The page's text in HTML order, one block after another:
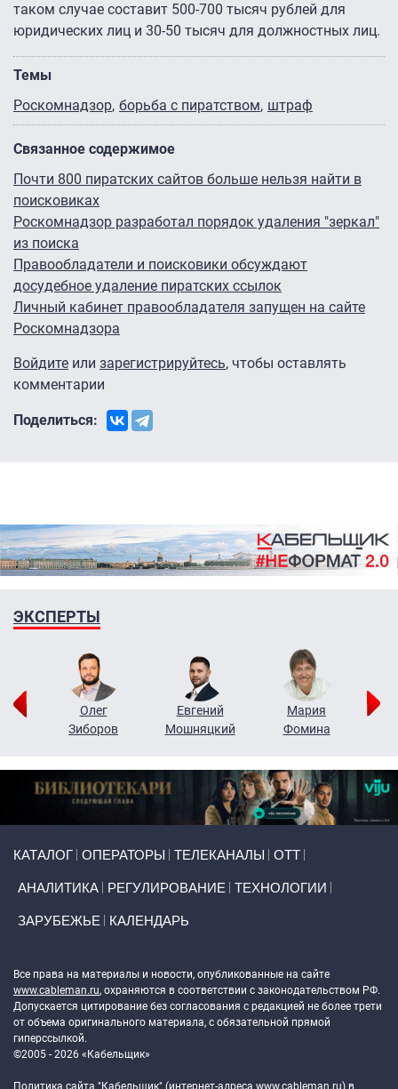
таком случае составит 500-700 тысяч рублей для
юридических лиц и 30-50 тысяч для должностных лиц.
Темы
Роскомнадзор борьба с пиратством штраф
Связанное содержимое
Почти 800 пиратских сайтов больше нельзя найти в
поисковиках
Роскомнадзор разработал порядок удаления "зеркал"
из поиска
Правообладатели и поисковики обсуждают
досудебное удаление пиратских ссылок
Личный кабинет правообладателя запущен на сайте
Роскомнадзора
Войдите или зарегистрируйтесь, чтобы оставлять
комментарии
Поделиться:
ЭКСПЕРТЫ
Олег
Зиборов
Евгений
Мошняцкий
Мария
Фомина
КАТАЛОГ ОПЕРАТОРЫ ТЕЛЕКАНАЛЫ ОТТ
АНАЛИТИКА РЕГУЛИРОВАНИЕ ТЕХНОЛОГИИ
ЗАРУБЕЖЬЕ КАЛЕНДАРЬ
Все права на материалы и новости, опубликованные на сайте
www.cableman.ru, охраняются в соответствии с законодательством РФ.
Допускается цитирование без согласования с редакцией не более трети
от объема оригинального материала, с обязательной прямой
гиперссылкой.
©2005 - 2026 «Кабельщик»
Политика сайта "Кабельщик" (интернет-адреса www.cableman.ru) в